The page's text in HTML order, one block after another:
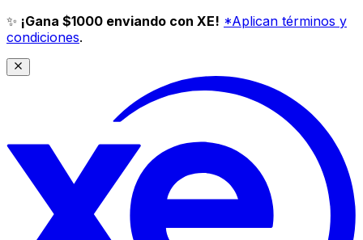
✨ ¡Gana $1000 enviando con XE! *Aplican términos y
condiciones.